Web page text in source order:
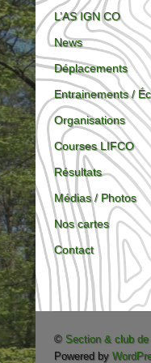
L’AS IGN CO
News
Déplacements
Entrainements /
Organisations
Courses LIFCO
Résultats
Médias / Photos
Nos cartes
Contact
© Section & club
Powered by